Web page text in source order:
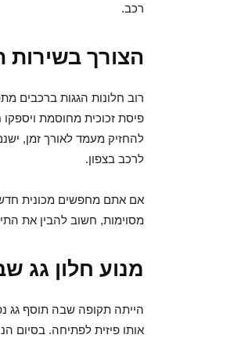
רכב.
הצורך בשירות
רוב חלונות הגגות ברכבים
פיסת זכוכית מחוסמת ויספקו
להחזיק מעמד לאורך זמן,
לרכב בצפון.
אם אתם מחפשים מכונית
מסוימות, חשוב להבין את
מנוע חלון גג
הייתה תקופה שבה תוסף גג
אותו פיזית לפתיחה. בסיום